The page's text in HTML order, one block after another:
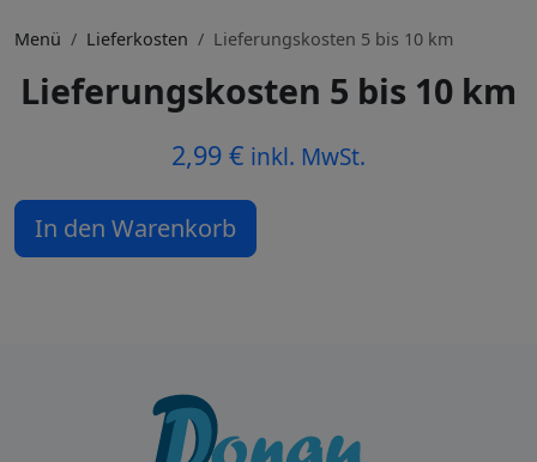
Menü Lieferkosten Lieferungskosten 5 bis 10 km
Lieferungskosten 5 bis 10 km
2,99 € inkl. MwSt.
Lieferungskosten 5 bis 10 km Menge
In den Warenkorb